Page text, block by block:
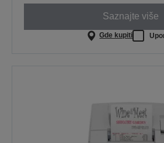
Saznajte više
Gde kupiti